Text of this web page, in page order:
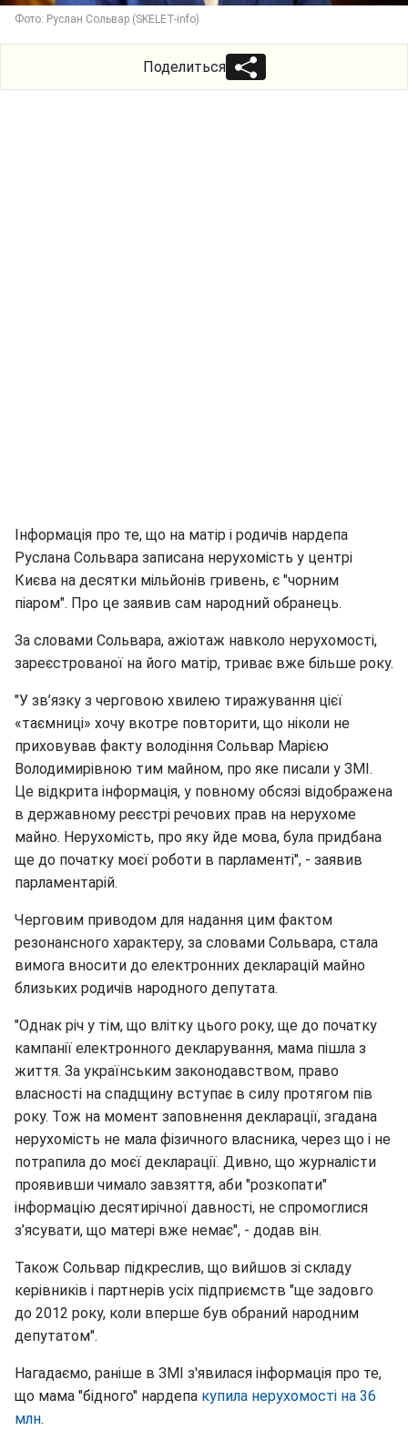
Фото: Руслан Сольвар (SKELET-info)
Поделиться
Інформація про те, що на матір і родичів нардепа
Руслана Сольвара записана нерухомість у центрі
Києва на десятки мільйонів гривень, є "чорним
піаром". Про це заявив сам народний обранець.
За словами Сольвара, ажіотаж навколо нерухомості,
зареєстрованої на його матір, триває вже більше року.
"У зв’язку з черговою хвилею тиражування цієї
«таємниці» хочу вкотре повторити, що ніколи не
приховував факту володіння Сольвар Марією
Володимирівною тим майном, про яке писали у ЗМІ.
Це відкрита інформація, у повному обсязі відображена
в державному реєстрі речових прав на нерухоме
майно. Нерухомість, про яку йде мова, була придбана
ще до початку моєї роботи в парламенті", - заявив
парламентарій.
Черговим приводом для надання цим фактом
резонансного характеру, за словами Сольвара, стала
вимога вносити до електронних декларацій майно
близьких родичів народного депутата.
"Однак річ у тім, що влітку цього року, ще до початку
кампанії електронного декларування, мама пішла з
життя. За українським законодавством, право
власності на спадщину вступає в силу протягом пів
року. Тож на момент заповнення декларації, згадана
нерухомість не мала фізичного власника, через що і не
потрапила до моєї декларації. Дивно, що журналісти
проявивши чимало завзяття, аби "розкопати"
інформацію десятирічної давності, не спромоглися
з’ясувати, що матері вже немає", - додав він.
Також Сольвар підкреслив, що вийшов зі складу
керівників і партнерів усіх підприємств "ще задовго
до 2012 року, коли вперше був обраний народним
депутатом".
Нагадаємо, раніше в ЗМІ з'явилася інформація про те,
що мама "бідного" нардепа купила нерухомості на 36
млн.